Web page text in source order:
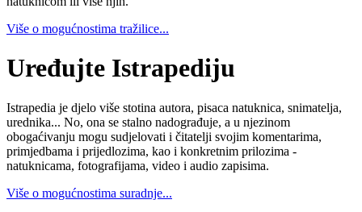
Više o mogućnostima tražilice...
Uređujte Istrapediju
Istrapedia je djelo više stotina autora, pisaca natuknica, snimatelja,
urednika... No, ona se stalno nadograđuje, a u njezinom
obogaćivanju mogu sudjelovati i čitatelji svojim komentarima,
primjedbama i prijedlozima, kao i konkretnim prilozima -
natuknicama, fotografijama, video i audio zapisima.
Više o mogućnostima suradnje...